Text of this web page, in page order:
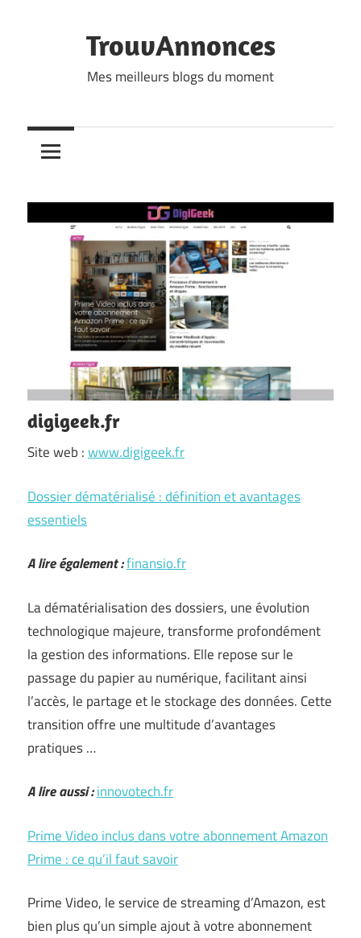
TrouvAnnonces
Mes meilleurs blogs du moment
digigeek.fr
Site web :www.digigeek.fr
Dossier dématérialisé : définition et avantages
essentiels
A lire également :finansio.fr
La dématérialisation des dossiers, une évolution
technologique majeure, transforme profondément
la gestion des informations. Elle repose sur le
passage du papier au numérique, facilitant ainsi
l’accès, le partage et le stockage des données. Cette
transition offre une multitude d’avantages
pratiques …
A lire aussi :innovotech.fr
Prime Video inclus dans votre abonnement Amazon
Prime : ce qu’il faut savoir
Prime Video, le service de streaming d’Amazon, est
bien plus qu’un simple ajout à votre abonnement